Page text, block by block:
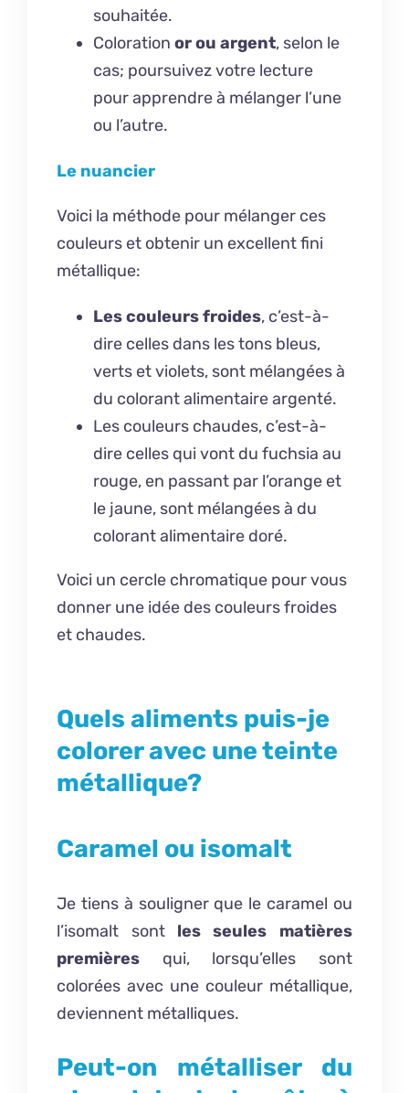
souhaitée.
Colorationor ou argent, selon le
cas; poursuivez votre lecture
pour apprendre à mélanger l’une
ou l’autre.
Le nuancier
Voici la méthode pour mélanger ces
couleurs et obtenir un excellent fini
métallique:
Les couleurs froides, c’est-à-
dire celles dans les tons bleus,
verts etviolets, sont mélangées à
du colorant alimentaire argenté.
Les couleurs chaudes, c’est-à-
dire celles qui vont du fuchsiaau
rouge, en passant par l’orange et
le jaune, sont mélangées à du
colorant alimentaire doré.
Voici un cercle chromatique pour vous
donner une idée des couleurs froides
et chaudes.
Quels aliments puis-je
colorer avec une teinte
métallique?
Caramel ou isomalt
Je tiens à souligner que le caramel ou
l’isomalt sont les seules matières
premières qui, lorsqu’elles sont
colorées avec une couleur métallique,
deviennent métalliques.
Peut-on métalliser du